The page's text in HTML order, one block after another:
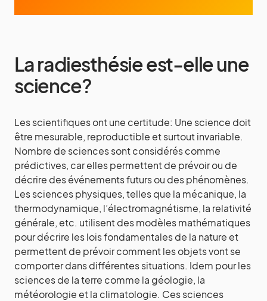
La radiesthésie est-elle une
science?
Les scientifiques ont une certitude: Une science doit
être mesurable, reproductible et surtout invariable.
Nombre de sciences sont considérés comme
prédictives, car elles permettent de prévoir ou de
décrire des événements futurs ou des phénomènes.
Les sciences physiques, telles que la mécanique, la
thermodynamique, l’électromagnétisme, la relativité
générale, etc. utilisent des modèles mathématiques
pour décrire les lois fondamentales de la nature et
permettent de prévoir comment les objets vont se
comporter dans différentes situations. Idem pour les
sciences de la terre comme la géologie, la
météorologie et la climatologie. Ces sciences